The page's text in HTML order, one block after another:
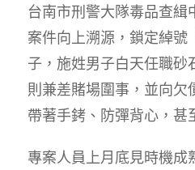
台南市刑警大隊毒品查緝
案件向上溯源，鎖定綽號
子，施姓男子白天任職砂
則兼差賭場圍事，並向欠
帶著手銬、防彈背心，甚
專案人員上月底見時機成